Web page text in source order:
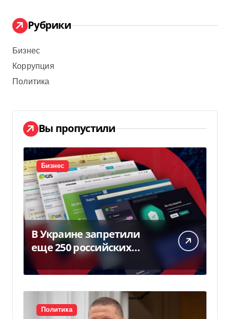
Рубрики
Бизнес
Коррупция
Политика
Вы пропустили
Бизнес
В Украине запретили
еще 250 российских
программ и видов
оборудования — Delo.ua
Политика